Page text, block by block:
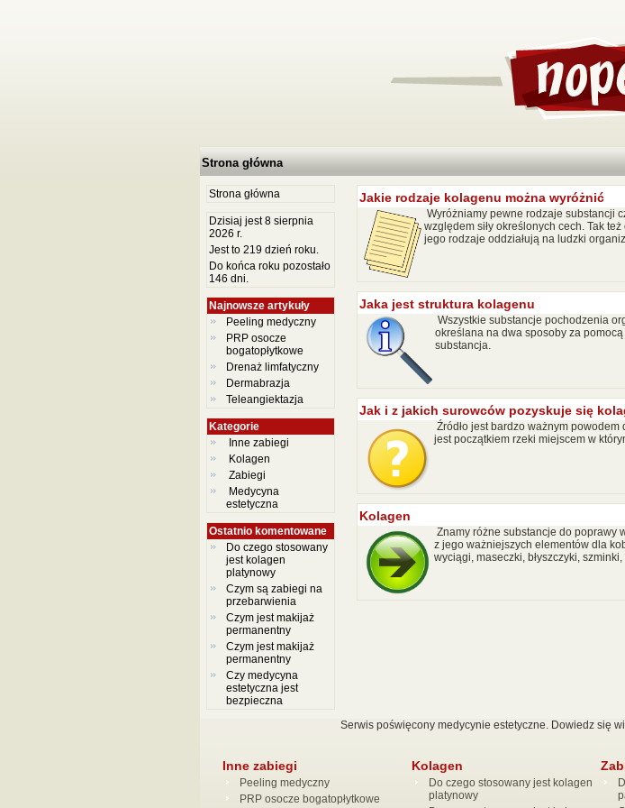
Strona główna
Strona główna
Dzisiaj jest 8 sierpnia
2026 r.
Jest to 219 dzień roku.
Do końca roku pozostało
146 dni.
Najnowsze artykuły
Peeling medyczny
PRP osocze
bogatopłytkowe
Drenaż limfatyczny
Dermabrazja
Teleangiektazja
Kategorie
Inne zabiegi
Kolagen
Zabiegi
Medycyna
estetyczna
Ostatnio komentowane
Do czego stosowany
jest kolagen
platynowy
Czym są zabiegi na
przebarwienia
Czym jest makijaż
permanentny
Czym jest makijaż
permanentny
Czy medycyna
estetyczna jest
bezpieczna
Jakie rodzaje kolagenu można wyróżnić
Wyróżniamy pewne rodzaje substancji
względem siły określonych cech. Tak
jego rodzaje oddziałują na ludzki
Jaka jest struktura kolagenu
Wszystkie substancje pochodzenia
określana na dwa sposoby za
substancja.
Jak i z jakich surowców pozyskuje się
Źródło jest bardzo ważnym
jest początkiem rzeki miejscem w
Kolagen
Znamy różne substancje do poprawy
z jego ważniejszych elementów dla
wyciągi, maseczki, błyszczyki,
Serwis poświęcony medycynie estetyczne. Dowiedz się
Inne zabiegi
Peeling medyczny
PRP osocze bogatopłytkowe
Kolagen
Do czego stosowany jest kolagen
platynowy